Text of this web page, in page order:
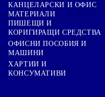
КАНЦЕЛАРСКИ И ОФИС
МАТЕРИАЛИ
ПИШЕЩИ И
КОРИГИРАЩИ СРЕДСТВА
ОФИСНИ ПОСОБИЯ И
МАШИНИ
ХАРТИИ И
КОНСУМАТИВИ